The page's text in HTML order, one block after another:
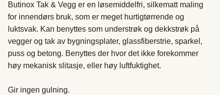
Butinox Tak & Vegg er en løsemiddelfri, silkematt maling
for innendørs bruk, som er meget hurtigtørrende og
luktsvak. Kan benyttes som understrøk og dekkstrøk på
vegger og tak av bygningsplater, glassfiberstrie, sparkel,
puss og betong. Benyttes der hvor det ikke forekommer
høy mekanisk slitasje, eller høy luftfuktighet.
Gir ingen gulning.